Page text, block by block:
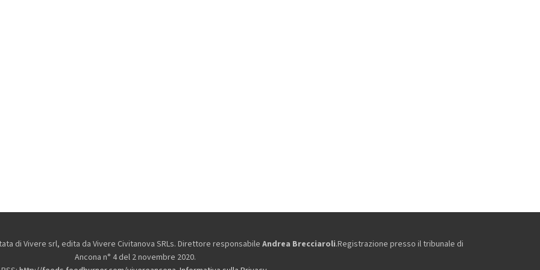
di Vivere srl, edita da Vivere Civitanova SRLs. Direttore responsabile Andrea Brecciaroli.Registrazione presso il tribunale di
Ancona n° 4 del 2 novembre 2020.